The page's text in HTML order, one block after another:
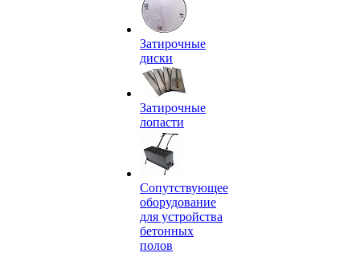
Затирочные
диски
Затирочные
лопасти
Сопутствующее
оборудование
для устройства
бетонных
полов